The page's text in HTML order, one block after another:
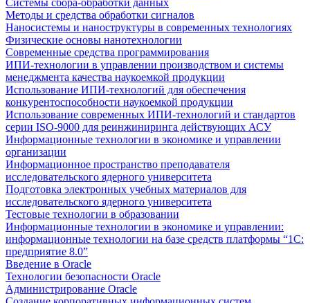
Методы и средства обработки сигналов
Наносистемы и наноструктуры в современных технологиях
Физические основы нанотехнологии
Современные средства программирования
ИПИ-технологии в управлении производством и системы
менеджмента качества наукоемкой продукции
Использование ИПИ-технологий для обеспечения
конкурентоспособности наукоемкой продукции
Использование современных ИПИ-технологий и стандартов
серии ISO-9000 для реинжиниринга действующих АСУ
Информационные технологии в экономике и управлении
организации
Информационное пространство преподавателя
исследовательского ядерного университета
Подготовка электронных учебных материалов для
исследовательского ядерного университета
Тестовые технологии в образовании
Информационные технологии в экономике и управлении:
информационные технологии на базе средств платформы “1С:
предприятие 8.0”
Введение в Oracle
Технологии безопасности Oracle
Администрирование Oracle